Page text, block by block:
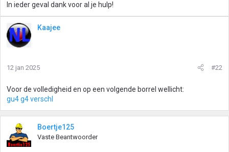
In ieder geval dank voor al je hulp!
Kaajee
12 jan 2025 #22
Voor de volledigheid en op een volgende borrel wellicht:
gu4 g4 verschl
Boertje125
Vaste Beantwoorder